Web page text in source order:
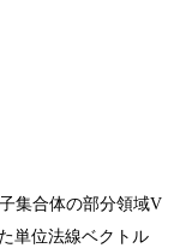
集合体の部分領域V
単位法線ベクトル